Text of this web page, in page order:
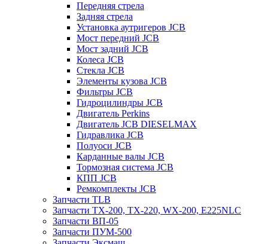
Передняя стрела
Задняя стрела
Установка аутригеров JCB
Мост передний JCB
Мост задний JCB
Колеса JCB
Стекла JCB
Элементы кузова JCB
Фильтры JCB
Гидроцилиндры JCB
Двигатель Perkins
Двигатель JCB DIESELMAX
Гидравлика JCB
Полуоси JCB
Карданные валы JCB
Тормозная система JCB
КПП JCB
Ремкомплекты JCB
Запчасти TLB
Запчасти TX-200, TX-220, WX-200, E225NLC
Запчасти ВП-05
Запчасти ПУМ-500